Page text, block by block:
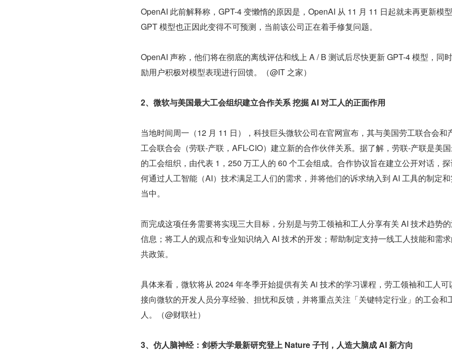
OpenAI 此前解释称，GPT-4 变懒惰的原因是，OpenAI 从 11 月 11 日起就未再更新模
GPT 模型也正因此变得不可预测，当前该公司正在着手修复问题。
OpenAI 声称，他们将在彻底的离线评估和线上 A / B 测试后尽快更新 GPT-4 模型，同
励用户积极对模型表现进行回馈。（@IT 之家）
2、微软与美国最大工会组织建立合作关系 挖掘 AI 对工人的正面作用
当地时间周一（12 月 11 日），科技巨头微软公司在官网宣布，其与美国劳工联合会和
工会联合会（劳联-产联，AFL-CIO）建立新的合作伙伴关系。据了解，劳联-产联是美
的工会组织，由代表 1，250 万工人的 60 个工会组成。合作协议旨在建立公开对话，
何通过人工智能（AI）技术满足工人们的需求，并将他们的诉求纳入到 AI 工具的制定
当中。
而完成这项任务需要将实现三大目标，分别是与劳工领袖和工人分享有关 AI 技术趋势的
信息；将工人的观点和专业知识纳入 AI 技术的开发；帮助制定支持一线工人技能和需
共政策。
具体来看，微软将从 2024 年冬季开始提供有关 Ai 技术的学习课程，劳工领袖和工人可
接向微软的开发人员分享经验、担忧和反馈，并将重点关注「关键特定行业」的工会和
人。（@财联社）
3、仿人脑神经：剑桥大学最新研究登上 Nature 子刊，人造大脑成 AI 新方向